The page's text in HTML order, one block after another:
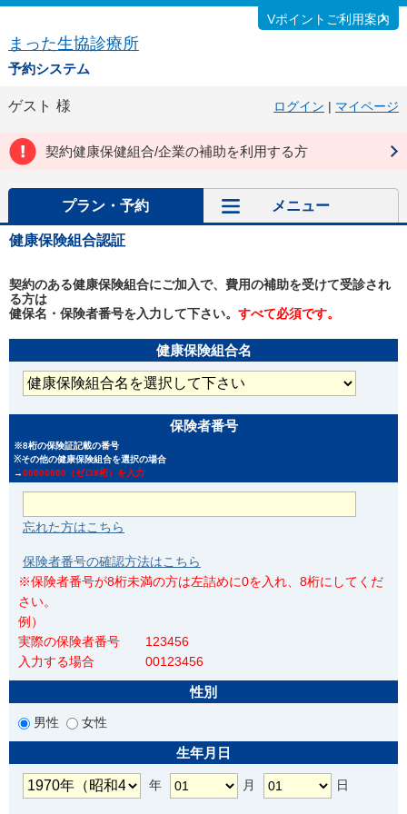
まった生協診療所
予約システム
Vポイントご利用案内
ゲスト 様 ログイン | マイページ
契約健康保健組合/企業の補助を利用する方
プラン・予約 メニュー
健康保険組合認証
契約のある健康保険組合にご加入で、費用の補助を受けて受診され
る方は
健保名・保険者番号を入力して下さい。 すべて必須です。
健康保険組合名
保険者番号
※8桁の保険証記載の番号
※その他の健康保険組合を選択の場合
→00000000（ゼロ8桁）を入力
忘れた方はこちら
保険者番号の確認方法はこちら
※保険者番号が8桁未満の方は左詰めに0を入れ、8桁にしてくだ
さい。
例）
実際の保険者番号 123456
入力する場合 00123456
性別
男性 女性
生年月日
年 月 日